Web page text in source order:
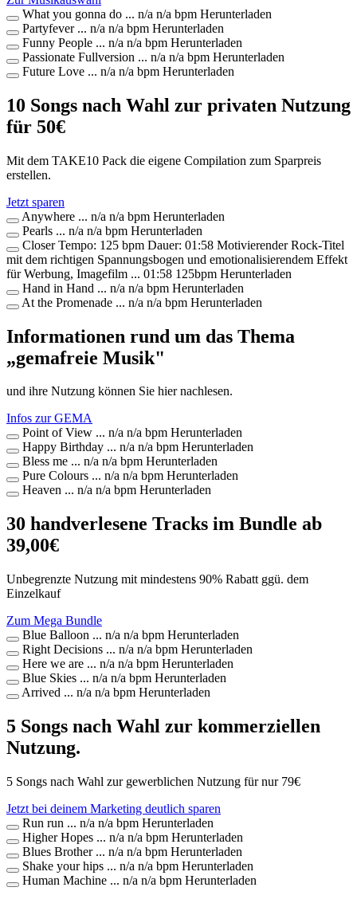
What you gonna do ... n/a n/a bpm Herunterladen
Partyfever ... n/a n/a bpm Herunterladen
Funny People ... n/a n/a bpm Herunterladen
Passionate Fullversion ... n/a n/a bpm Herunterladen
Future Love ... n/a n/a bpm Herunterladen
10 Songs nach Wahl zur privaten Nutzung
für 50€
Mit dem TAKE10 Pack die eigene Compilation zum Sparpreis
erstellen.
Jetzt sparen
Anywhere ... n/a n/a bpm Herunterladen
Pearls ... n/a n/a bpm Herunterladen
CloserTempo: 125 bpm Dauer: 01:58 Motivierender Rock-Titel
mit dem richtigen Spannungsbogen und emotionalisierendem Effekt
für Werbung, Imagefilm ... 01:58 125bpm Herunterladen
Hand in Hand ... n/a n/a bpm Herunterladen
At the Promenade ... n/a n/a bpm Herunterladen
Informationen rund um das Thema
„gemafreie Musik"
und ihre Nutzung können Sie hier nachlesen.
Infos zur GEMA
Point of View ... n/a n/a bpm Herunterladen
Happy Birthday ... n/a n/a bpm Herunterladen
Bless me ... n/a n/a bpm Herunterladen
Pure Colours ... n/a n/a bpm Herunterladen
Heaven ... n/a n/a bpm Herunterladen
30 handverlesene Tracks im Bundle ab
39,00€
Unbegrenzte Nutzung mit mindestens 90% Rabatt ggü. dem
Einzelkauf
Zum Mega Bundle
Blue Balloon ... n/a n/a bpm Herunterladen
Right Decisions ... n/a n/a bpm Herunterladen
Here we are ... n/a n/a bpm Herunterladen
Blue Skies ... n/a n/a bpm Herunterladen
Arrived ... n/a n/a bpm Herunterladen
5 Songs nach Wahl zur kommerziellen
Nutzung.
5 Songs nach Wahl zur gewerblichen Nutzung für nur 79€
Jetzt bei deinem Marketing deutlich sparen
Run run ... n/a n/a bpm Herunterladen
Higher Hopes ... n/a n/a bpm Herunterladen
Blues Brother ... n/a n/a bpm Herunterladen
Shake your hips ... n/a n/a bpm Herunterladen
Human Machine ... n/a n/a bpm Herunterladen